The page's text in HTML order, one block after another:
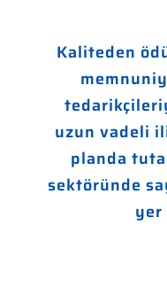
Kaliteden
uzun vadeli
planda
sektöründe
yer